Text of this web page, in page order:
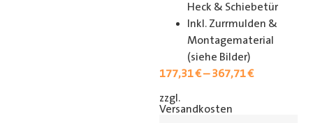
Heck & Schiebetür
Inkl. Zurrmulden &
Montagematerial
(siehe Bilder)
177,31€–367,71€
zzgl.
Versandkosten